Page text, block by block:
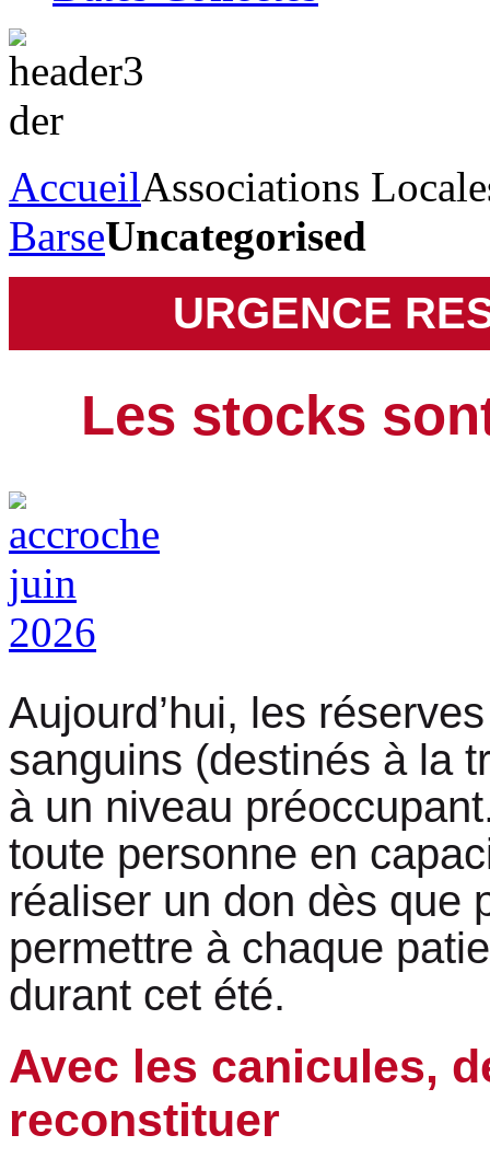
AccueilAssociations
BarseUncategorised
URGENCE
Les stocks
Aujourd’hui, les
sanguins (destinés à la
à un niveau
toute personne en
réaliser un don dès que
permettre à chaque
durant cet été.
Avec les canicules,
reconstituer